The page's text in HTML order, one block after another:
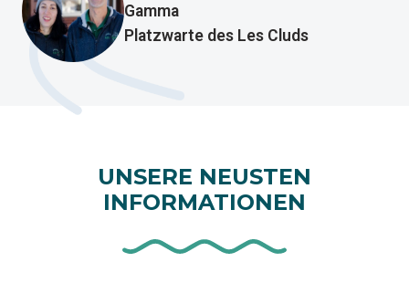
Gamma
Platzwarte des Les Cluds
UNSERE NEUSTEN
INFORMATIONEN